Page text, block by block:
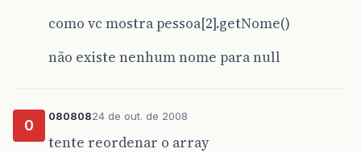
como vc mostra pessoa[2].getNome()
não existe nenhum nome para null
0
08080824 de out. de 2008
tente reordenar o array